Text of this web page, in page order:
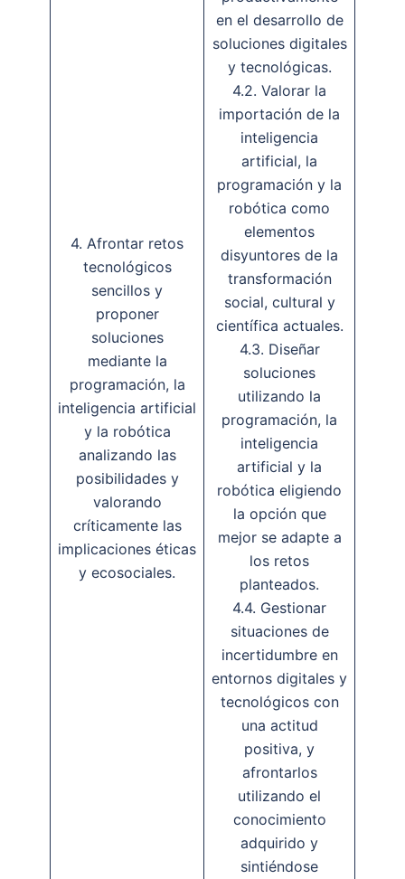
4. Afrontar retos
tecnológicos
sencillos y
proponer
soluciones
mediante la
programación, la
inteligencia artificial
y la robótica
analizando las
posibilidades y
valorando
críticamente las
implicaciones éticas
y ecosociales.
en el desarrollo de
soluciones digitales
y tecnológicas.
4.2. Valorar la
importación de la
inteligencia
artificial, la
programación y la
robótica como
elementos
disyuntores de la
transformación
social, cultural y
científica actuales.
4.3. Diseñar
soluciones
utilizando la
programación, la
inteligencia
artificial y la
robótica eligiendo
la opción que
mejor se adapte a
los retos
planteados.
4.4. Gestionar
situaciones de
incertidumbre en
entornos digitales y
tecnológicos con
una actitud
positiva, y
afrontarlos
utilizando el
conocimiento
adquirido y
sintiéndose